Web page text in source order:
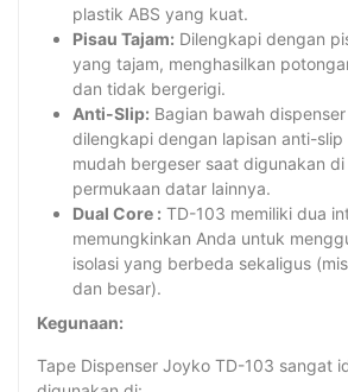
plastik ABS yang kuat.
Pisau Tajam: Dilengkapi dengan
yang tajam, menghasilkan
dan tidak bergerigi.
Anti-Slip: Bagian bawah
dilengkapi dengan lapisan anti-
mudah bergeser saat digunakan di
permukaan datar lainnya.
Dual Core : TD-103 memiliki dua
memungkinkan Anda untuk
isolasi yang berbeda sekaligus
dan besar).
Kegunaan:
Tape Dispenser Joyko TD-103 sangat